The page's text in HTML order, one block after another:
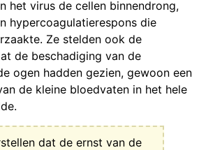
het virus de cellen binnendrong,
hypercoagulatierespons die
Ze stelden ook de
de beschadiging van de
ogen hadden gezien, gewoon een
de kleine bloedvaten in het hele
dat de ernst van de